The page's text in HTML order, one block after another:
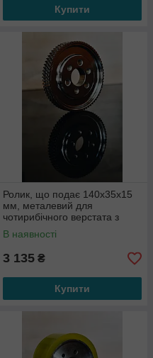
Купити
Ролик, що подає 140x35x15
мм, металевий для
чотирибічного верстата з
болтовим кріпленням
В наявності
3 135 ₴
Купити